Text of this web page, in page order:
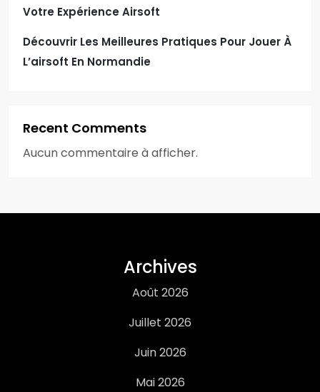
Votre Expérience Airsoft
Découvrir Les Meilleures Pratiques Pour Jouer À
L’airsoft En Normandie
Recent Comments
Aucun commentaire à afficher.
Archives
Août 2026
Juillet 2026
Juin 2026
Mai 2026